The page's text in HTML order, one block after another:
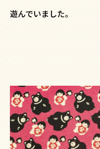
遊んでいました。